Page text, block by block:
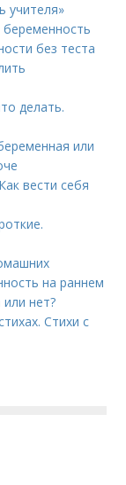
учителя»
без теста
делать.
или
вести себя
на раннем
нет?
Стихи с